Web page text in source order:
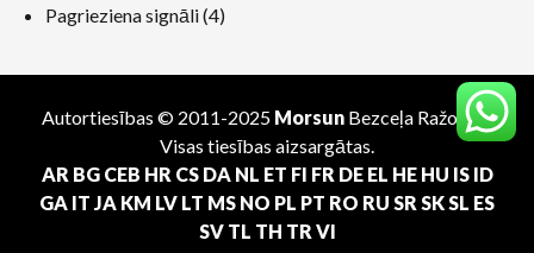
Pagrieziena signāli 44
Autortiesības © 2011-2025 Morsun Bezceļa Ražotājs.
Visas tiesības aizsargātas.
AR BG CEB HR CS DA NL ET FI FR DE EL HE HU IS ID
GA IT JA KM LV LT MS NO PL PT RO RU SR SKSL ES
SV TL TH TR VI